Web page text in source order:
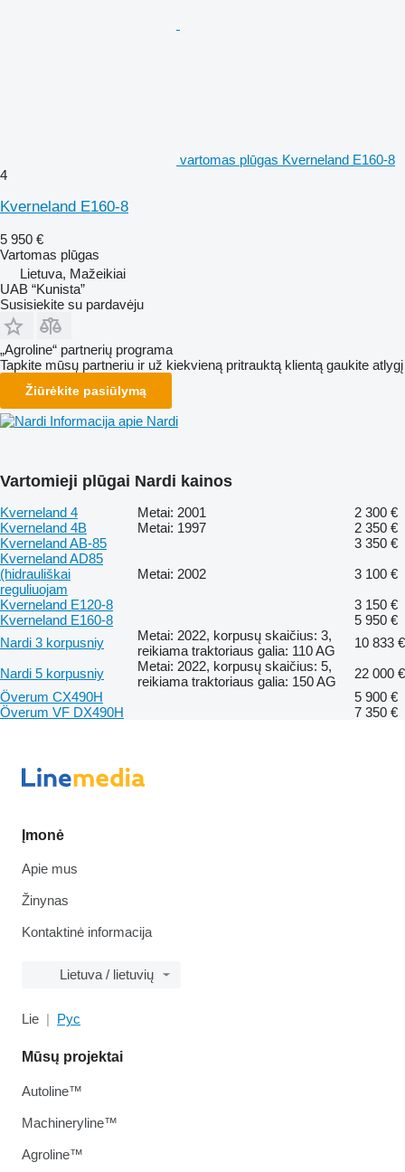
vartomas plūgas Kverneland E160-8
4
Kverneland E160-8
5 950 €
Vartomas plūgas
Lietuva, Mažeikiai
UAB “Kunista”
Susisiekite su pardavėju
„Agroline“ partnerių programa
Tapkite mūsų partneriu ir už kiekvieną pritrauktą klientą gaukite atlygį
Žiūrėkite pasiūlymą
Informacija apie Nardi
Vartomieji plūgai Nardi kainos
Kverneland 4 Metai: 2001
2 300 €
Kverneland 4B
Metai: 1997
2 350 €
Kverneland AB-85
3 350 €
Kverneland AD85
(hidrauliškai
reguliuojam
Metai: 2002
3 100 €
Kverneland E120-8
3 150 €
Kverneland E160-8
5 950 €
Nardi 3 korpusniy
Metai: 2022, korpusų skaičius: 3,
reikiama traktoriaus galia: 110 AG
10 833 €
Nardi 5 korpusniy
Metai: 2022, korpusų skaičius: 5,
reikiama traktoriaus galia: 150 AG
22 000 €
Överum CX490H
5 900 €
Överum VF DX490H
7 350 €
Įmonė
Apie mus
Žinynas
Kontaktinė informacija
Lietuva / lietuvių
Lie Рус
Mūsų projektai
Autoline™
Machineryline™
Agroline™